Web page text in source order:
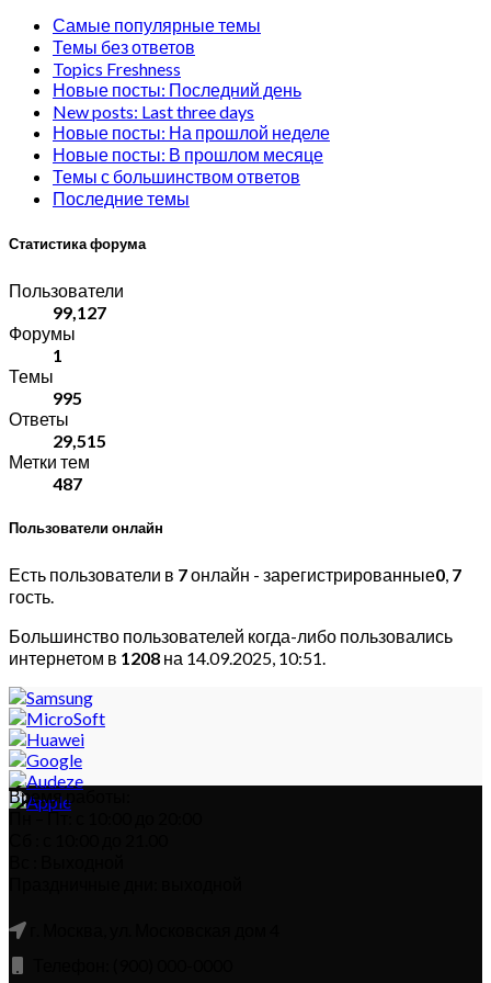
Самые популярные темы
Темы без ответов
Topics Freshness
Новые посты: Последний день
New posts: Last three days
Новые посты: На прошлой неделе
Новые посты: В прошлом месяце
Темы с большинством ответов
Последние темы
Статистика форума
Пользователи
99,127
Форумы
1
Темы
995
Ответы
29,515
Метки тем
487
Пользователи онлайн
Есть пользователи в 7онлайн - зарегистрированные0, 7
гость.
Большинство пользователей когда-либо пользовались
интернетом в 1208 на 14.09.2025, 10:51.
Время работы:
Пн – Пт: с 10:00 до 20:00